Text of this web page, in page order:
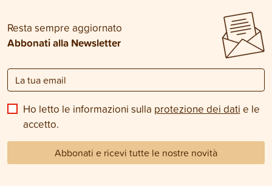
Resta sempre aggiornato
Abbonati alla Newsletter
Ho letto le informazioni sulla protezione dei dati e le
accetto.
Abbonati e ricevi tutte le nostre novità